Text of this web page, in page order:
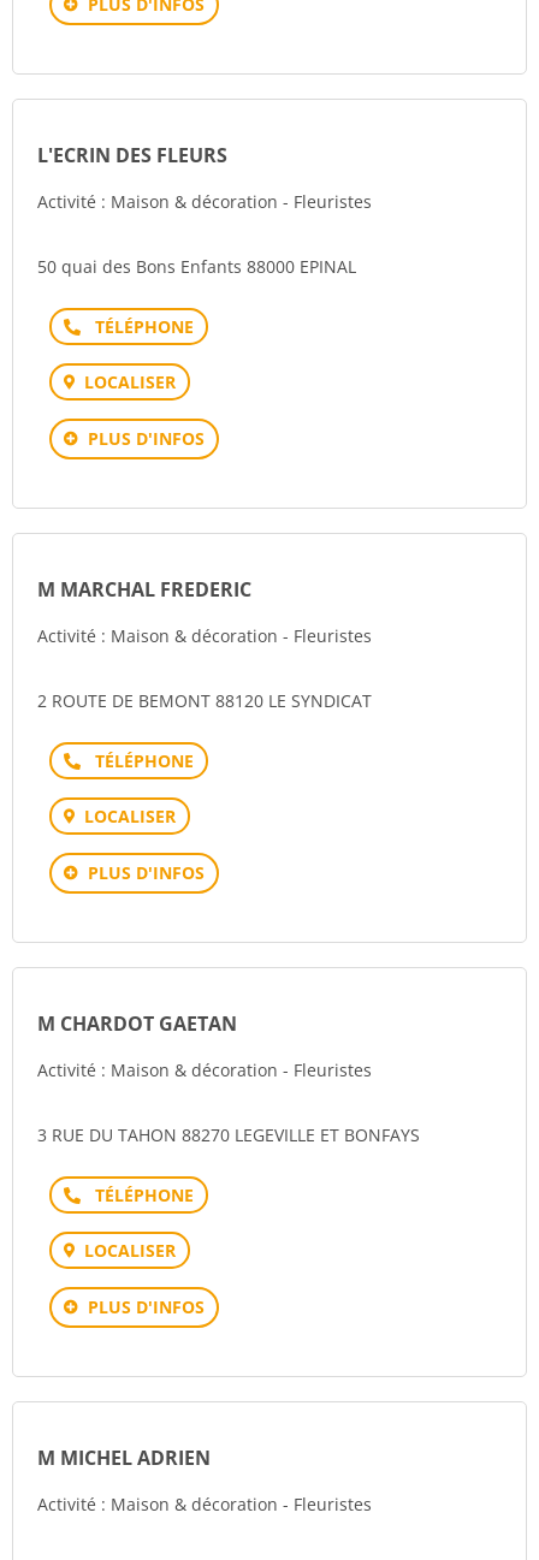
L'ECRIN DES FLEURS
Activité : Maison & décoration - Fleuristes
50 quai des Bons Enfants 88000 EPINAL
Téléphone
LOCALISER
PLUS D'INFOS
M MARCHAL FREDERIC
Activité : Maison & décoration - Fleuristes
2 ROUTE DE BEMONT 88120 LE SYNDICAT
Téléphone
LOCALISER
PLUS D'INFOS
M CHARDOT GAETAN
Activité : Maison & décoration - Fleuristes
3 RUE DU TAHON 88270 LEGEVILLE ET BONFAYS
Téléphone
LOCALISER
PLUS D'INFOS
M MICHEL ADRIEN
Activité : Maison & décoration - Fleuristes